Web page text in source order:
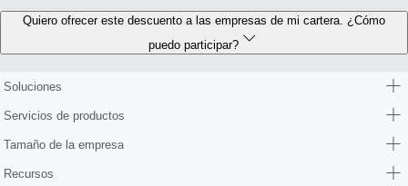
Quiero ofrecer este descuento a las empresas de mi cartera. ¿Cómo
puedo participar?
Soluciones
Servicios de productos
Tamaño de la empresa
Recursos